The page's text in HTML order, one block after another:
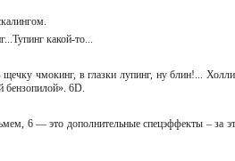
какой-то...
чмокинг, в глазки лупинг, ну блин!...
бензопилой». 6D.
6 — это дополнительные спецэффекты – за